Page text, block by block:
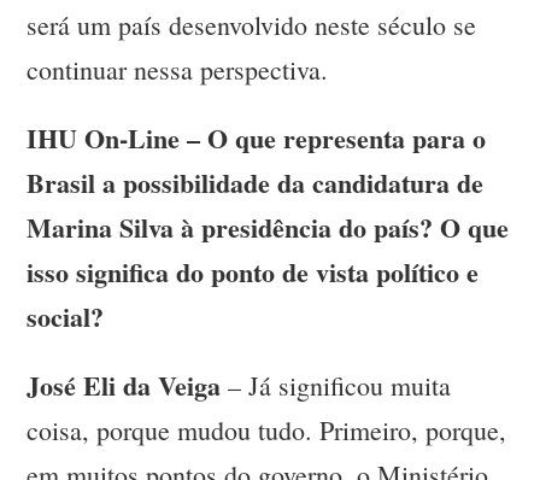
será um país desenvolvido neste século se
continuar nessa perspectiva.
IHU On-Line – O que representa para o
Brasil a possibilidade da candidatura de
Marina Silva à presidência do país? O que
isso significa do ponto de vista político e
social?
José Eli da Veiga – Já significou muita
coisa, porque mudou tudo. Primeiro, porque,